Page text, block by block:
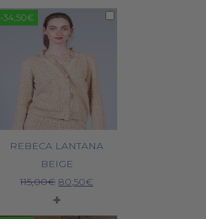
-34,50€
REBECA LANTANA
BEIGE
115,00€ El
precio
80,50€
+